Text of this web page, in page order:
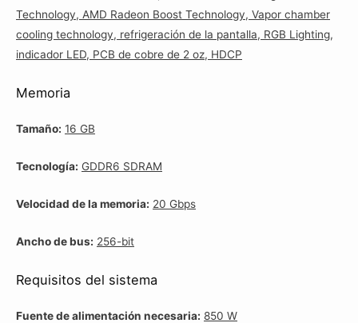
Technology, AMD Radeon Boost Technology, Vapor chamber
cooling technology, refrigeración de la pantalla, RGB Lighting,
indicador LED, PCB de cobre de 2 oz, HDCP
Memoria
Tamaño: 16 GB
Tecnología: GDDR6 SDRAM
Velocidad de la memoria: 20 Gbps
Ancho de bus: 256-bit
Requisitos del sistema
Fuente de alimentación necesaria: 850 W